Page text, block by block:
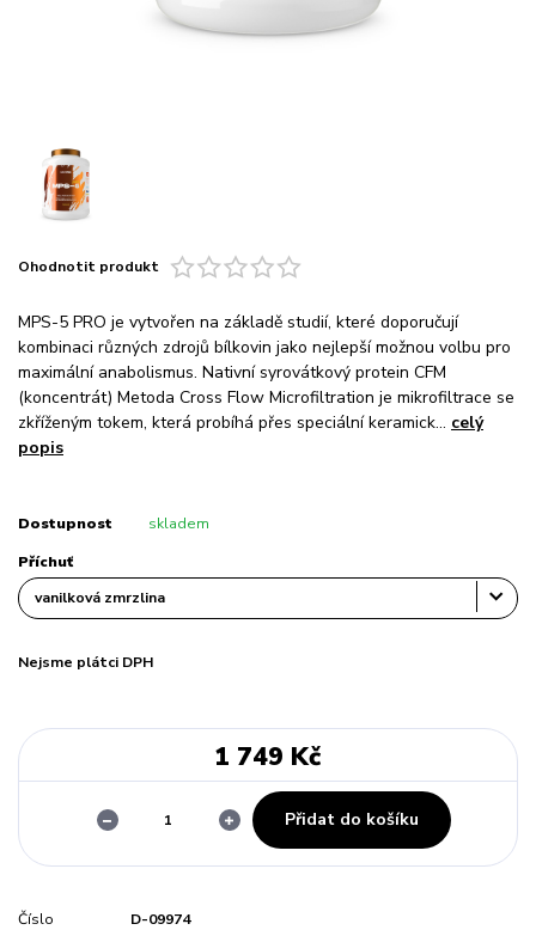
Ohodnotit produkt
MPS-5 PRO je vytvořen na základě studií, které doporučují
kombinaci různých zdrojů bílkovin jako nejlepší možnou volbu pro
maximální anabolismus. Nativní syrovátkový protein CFM
(koncentrát) Metoda Cross Flow Microfiltration je mikrofiltrace se
zkříženým tokem, která probíhá přes speciální keramick... celý
popis
Dostupnost skladem
Příchuť
Nejsme plátci DPH
1 749 Kč
Přidat do košíku
Číslo
D-09974